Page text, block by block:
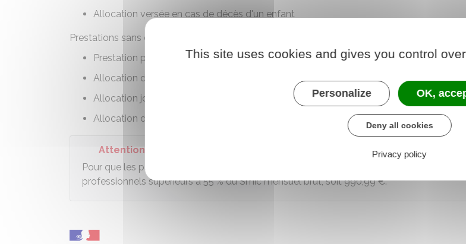
Allocation versée en cas de décès d'un enfant
Prestations sans condition de revenus
Prestation partagée d'éducation de l'enfant (PreParE)
Allocation de soutien familial (ASF)
Allocation journalière de présence parentale (AJPP)
Allocation d'éducation de l'enfant handicapé (AEEH)
Attention
Pour que les parents puissent bénéficier de l'AEEH, l'enfant
professionnels supérieurs à55 %du Smic mensuel brut, soit990,99 €.
This site uses cookies and gives you control
Personalize OK,
Deny all cookies
Privacy policy